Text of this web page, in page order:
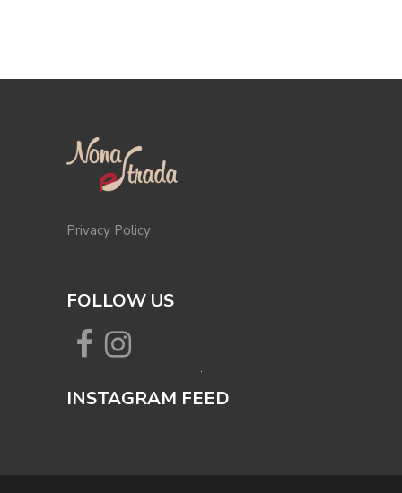
Privacy Policy
FOLLOW US
INSTAGRAM FEED